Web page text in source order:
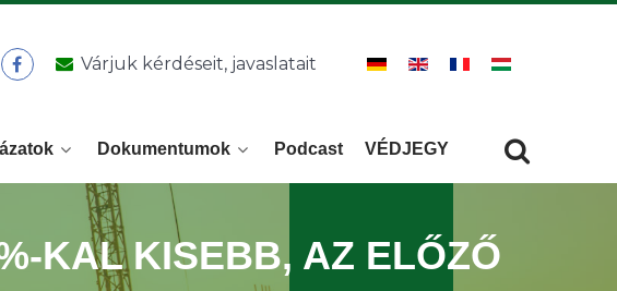
Várjuk kérdéseit, javaslatait
Dokumentumok Podcast VÉDJEGY
KAL KISEBB, AZ ELŐZŐ